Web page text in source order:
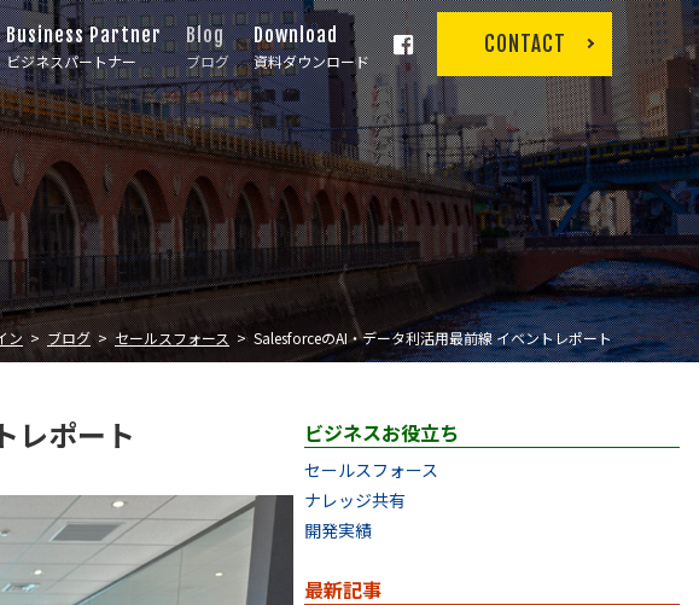
Business Partner
ビジネスパートナー
Blog
ブログ
Download
資料ダウンロード
CONTACT
ン ブログ セールスフォース SalesforceのAI・データ利活用最前線 イベントレポート
レポート ビジネスお役立ち
セールスフォース
ナレッジ共有
開発実績
最新記事